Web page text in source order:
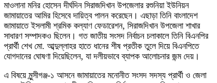
মাওলানা মনির হোসেন দীর্ঘদিন সিরাজদিখান উপজেলার রশুনিয়া ইউনিয়ন
জামায়াতের আমির হিসেবে দায়িত্ব পালন করেছেন। এছাড়া তিনি বাংলাদেশ
জামায়াতে ইসলামী শ্রমিক কল্যাণ ফেডারেশন, সিরাজদিখান উপজেলা শাখার
সাধারণ সম্পাদকও ছিলেন। গত জাতীয় সংসদ নির্বাচন চলাকালে তিনি বিএনপির
প্রার্থী শেখ মো. আব্দুল্লাহর হাতে ধানের শীষ প্রতীক তুলে দিয়ে বিএনপিতে
যোগদানের ঘোষণা দিয়েছিলেন, যা দলীয়ভাবে ব্যাপক আলোচনার জন্ম দেয়।
এ বিষয়ে মুন্সীগঞ্জ-১ আসনে জামায়াতের মনোনীত সংসদ সদস্য প্রার্থী ও জেলা